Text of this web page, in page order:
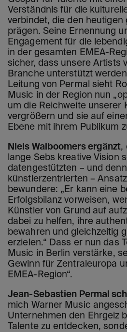
Verständnis für die
verbindet, die den heutigen
prägen. Seine Ernennung
Engagement für die
in der gesamten EMEA-
sicher, dass unsere Artists
Branche unterstützt
Leitung von Permal sieht
Music in der Region nun
um die Reichweite unserer
vergrößern und sie auf
Ebene mit ihrem Publikum
Niels Walboomers ergänzt,
lange Sebs kreative Vision
datengestützten – und
künstlerzentrierten –
bewundere: „Er kann eine
Erfolgsbilanz vorweisen,
Künstler von Grund auf
dabei zu helfen, ihre
bewahren und gleichzeitig
erzielen.“ Dass er nun das
Music in Berlin verstärke,
Gewinn für Zentraleuropa
EMEA-Region“.
Jean-Sebastien Permal
mich Warner Music
Unternehmen den Ehrgeiz
Talente zu entdecken,